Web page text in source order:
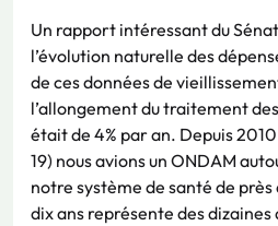
Un rapport intéressant du
l’évolution naturelle des
de ces données de
l’allongement du traitement
était de 4% par an. Depuis
19) nous avions un ONDAM
notre système de santé de près
dix ans représente des